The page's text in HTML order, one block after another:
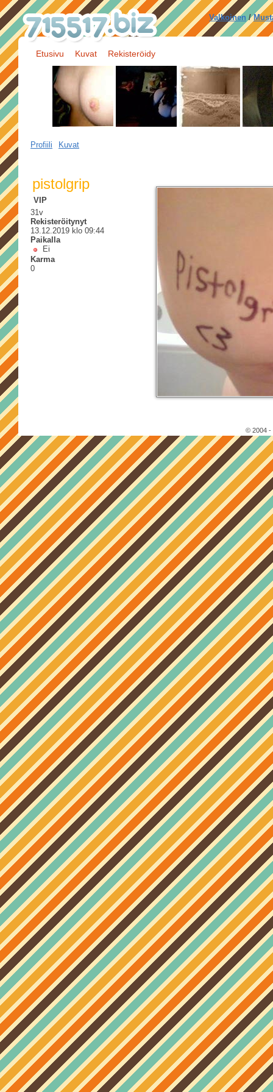
Valkoinen /
Etusivu Kuvat Rekisteröidy
Profiili Kuvat
pistolgrip
VIP
31v
Rekisteröitynyt
13.12.2019 klo 09:44
Paikalla
Ei
Karma
0
© 2004 -